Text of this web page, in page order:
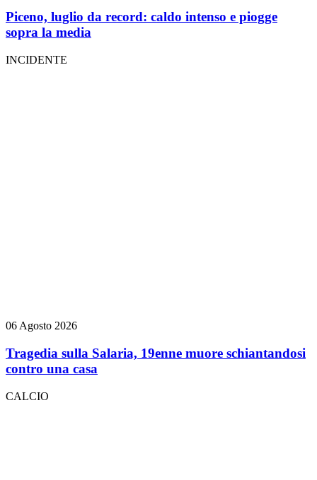
Piceno, luglio da record: caldo intenso e piogge
sopra la media
INCIDENTE
06 Agosto 2026
Tragedia sulla Salaria, 19enne muore schiantandosi
contro una casa
CALCIO